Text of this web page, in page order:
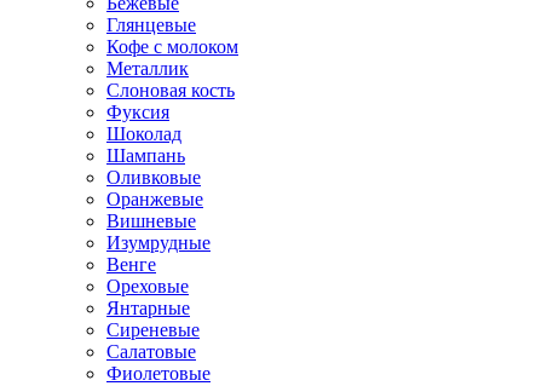
Глянцевые
Кофе с молоком
Металлик
Слоновая кость
Фуксия
Шоколад
Шампань
Оливковые
Оранжевые
Вишневые
Изумрудные
Венге
Ореховые
Янтарные
Сиреневые
Салатовые
Фиолетовые